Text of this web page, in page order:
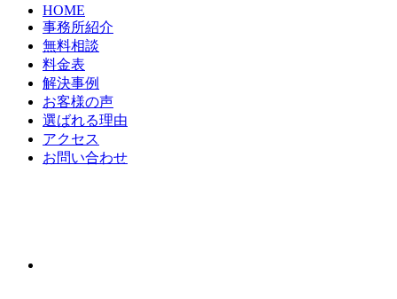
HOME
事務所紹介
無料相談
料金表
解決事例
お客様の声
選ばれる理由
アクセス
お問い合わせ